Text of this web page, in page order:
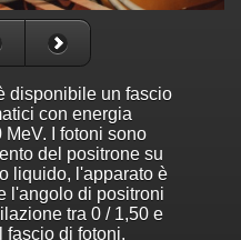
disponibile un fascio
con energia
I fotoni sono
del positrone su
liquido, l'apparato è
l'angolo di positroni
tra 0 / 1,50 e
fascio di fotoni.